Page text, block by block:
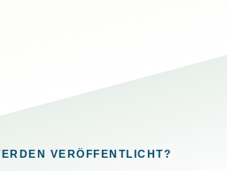
VERÖFFENTLICHT?